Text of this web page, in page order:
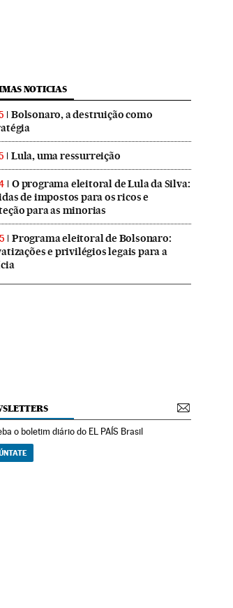
NOTICIAS
Bolsonaro, a destruição como
Lula, uma ressurreição
O programa eleitoral de Lula da Silva:
de impostos para os ricos e
para as minorias
Programa eleitoral de Bolsonaro:
e privilégios legais para a
o boletim diário do EL PAÍS Brasil